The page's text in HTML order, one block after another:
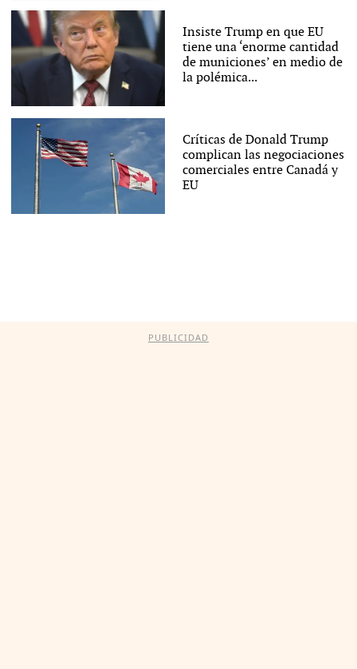
Insiste Trump en que EU
tiene una ‘enorme cantidad
de municiones’ en medio de
la polémica...
Críticas de Donald Trump
complican las negociaciones
comerciales entre Canadá y
EU
PUBLICIDAD